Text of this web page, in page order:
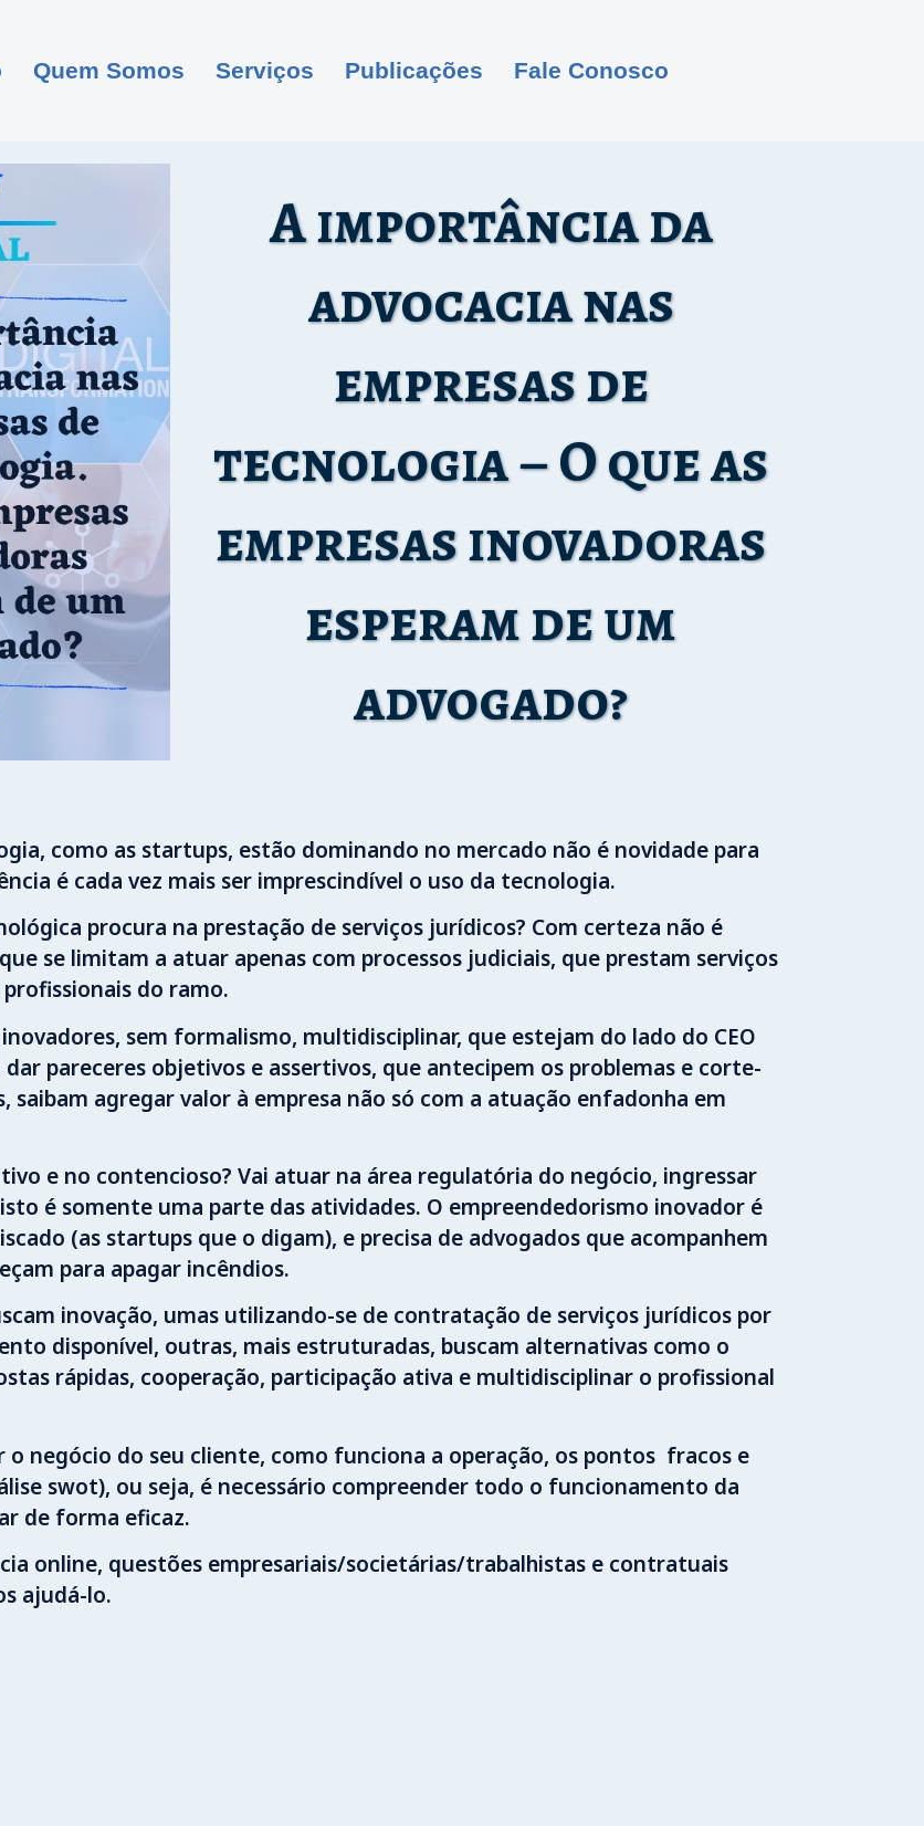
Quem Somos Serviços Publicações Fale Conosco
A importância da
advocacia nas
empresas de
tecnologia – O que as
empresas inovadoras
esperam de um
advogado?
como as startups, estão dominando no mercado não é novidade para
é cada vez mais ser imprescindível o uso da tecnologia.
procura na prestação de serviços jurídicos? Com certeza não é
se limitam a atuar apenas com processos judiciais, que prestam serviços
do ramo.
sem formalismo, multidisciplinar, que estejam do lado do CEO
pareceres objetivos e assertivos, que antecipem os problemas e corte-
saibam agregar valor à empresa não só com a atuação enfadonha em
e no contencioso? Vai atuar na área regulatória do negócio, ingressar
é somente uma parte das atividades. O empreendedorismo inovador é
(as startups que o digam), e precisa de advogados que acompanhem
para apagar incêndios.
inovação, umas utilizando-se de contratação de serviços jurídicos por
disponível, outras, mais estruturadas, buscam alternativas como o
rápidas, cooperação, participação ativa e multidisciplinar o profissional
o negócio do seu cliente, como funciona a operação, os pontos fracos e
swot), ou seja, é necessário compreender todo o funcionamento da
de forma eficaz.
online, questões empresariais/societárias/trabalhistas e contratuais
ajudá-lo.